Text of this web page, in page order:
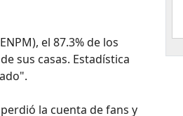
el 87.3% de los
sus casas. Estadística
la cuenta de fans y